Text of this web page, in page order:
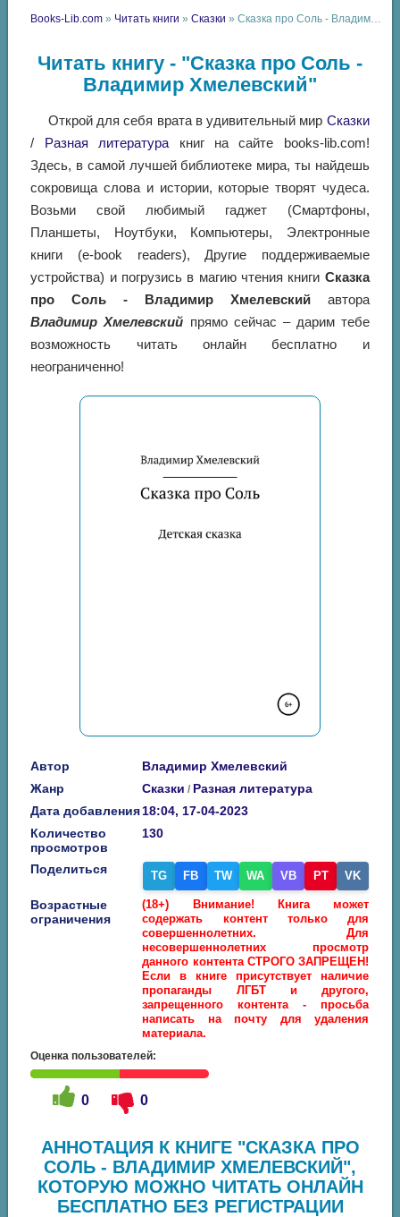
Books-Lib.com » Читать книги »Сказки » Сказка про Соль - Владимир Хмелевский
Читать книгу - "Сказка про Соль -
Владимир Хмелевский"
Открой для себя врата в удивительный мир Сказки
/ Разная литература книг на сайте books-lib.com!
Здесь, в самой лучшей библиотеке мира, ты найдешь
сокровища слова и истории, которые творят чудеса.
Возьми свой любимый гаджет (Смартфоны,
Планшеты, Ноутбуки, Компьютеры, Электронные
книги (e-book readers), Другие поддерживаемые
устройства) и погрузись в магию чтения книги Сказка
про Соль - Владимир Хмелевскийавтора
Владимир Хмелевский прямо сейчас – дарим тебе
возможность читать онлайн бесплатно и
неограниченно!
Автор
Владимир Хмелевский
Жанр
Сказки / Разная литература
Дата добавления18:04, 17-04-2023
Количество
просмотров
130
Поделиться TG FB TW WA VB PT VK
Возрастные
ограничения
(18+) Внимание! Книга может
содержать контент только для
совершеннолетних. Для
несовершеннолетних просмотр
данного контента СТРОГО ЗАПРЕЩЕН!
Если в книге присутствует наличие
пропаганды ЛГБТ и другого,
запрещенного контента - просьба
написать на почту для удаления
материала.
Оценка пользователей:
0 0
АННОТАЦИЯ К КНИГЕ "СКАЗКА ПРО
СОЛЬ - ВЛАДИМИР ХМЕЛЕВСКИЙ",
КОТОРУЮ МОЖНО ЧИТАТЬ ОНЛАЙН
БЕСПЛАТНО БЕЗ РЕГИСТРАЦИИ